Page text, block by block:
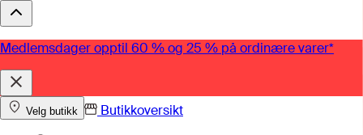
Medlemsdager opptil 60 % og 25 % på ordinære varer*
Velg butikk
Butikkoversikt